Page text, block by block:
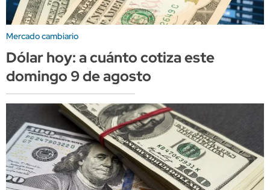
Mercado cambiario
Dólar hoy: a cuánto cotiza este
domingo 9 de agosto